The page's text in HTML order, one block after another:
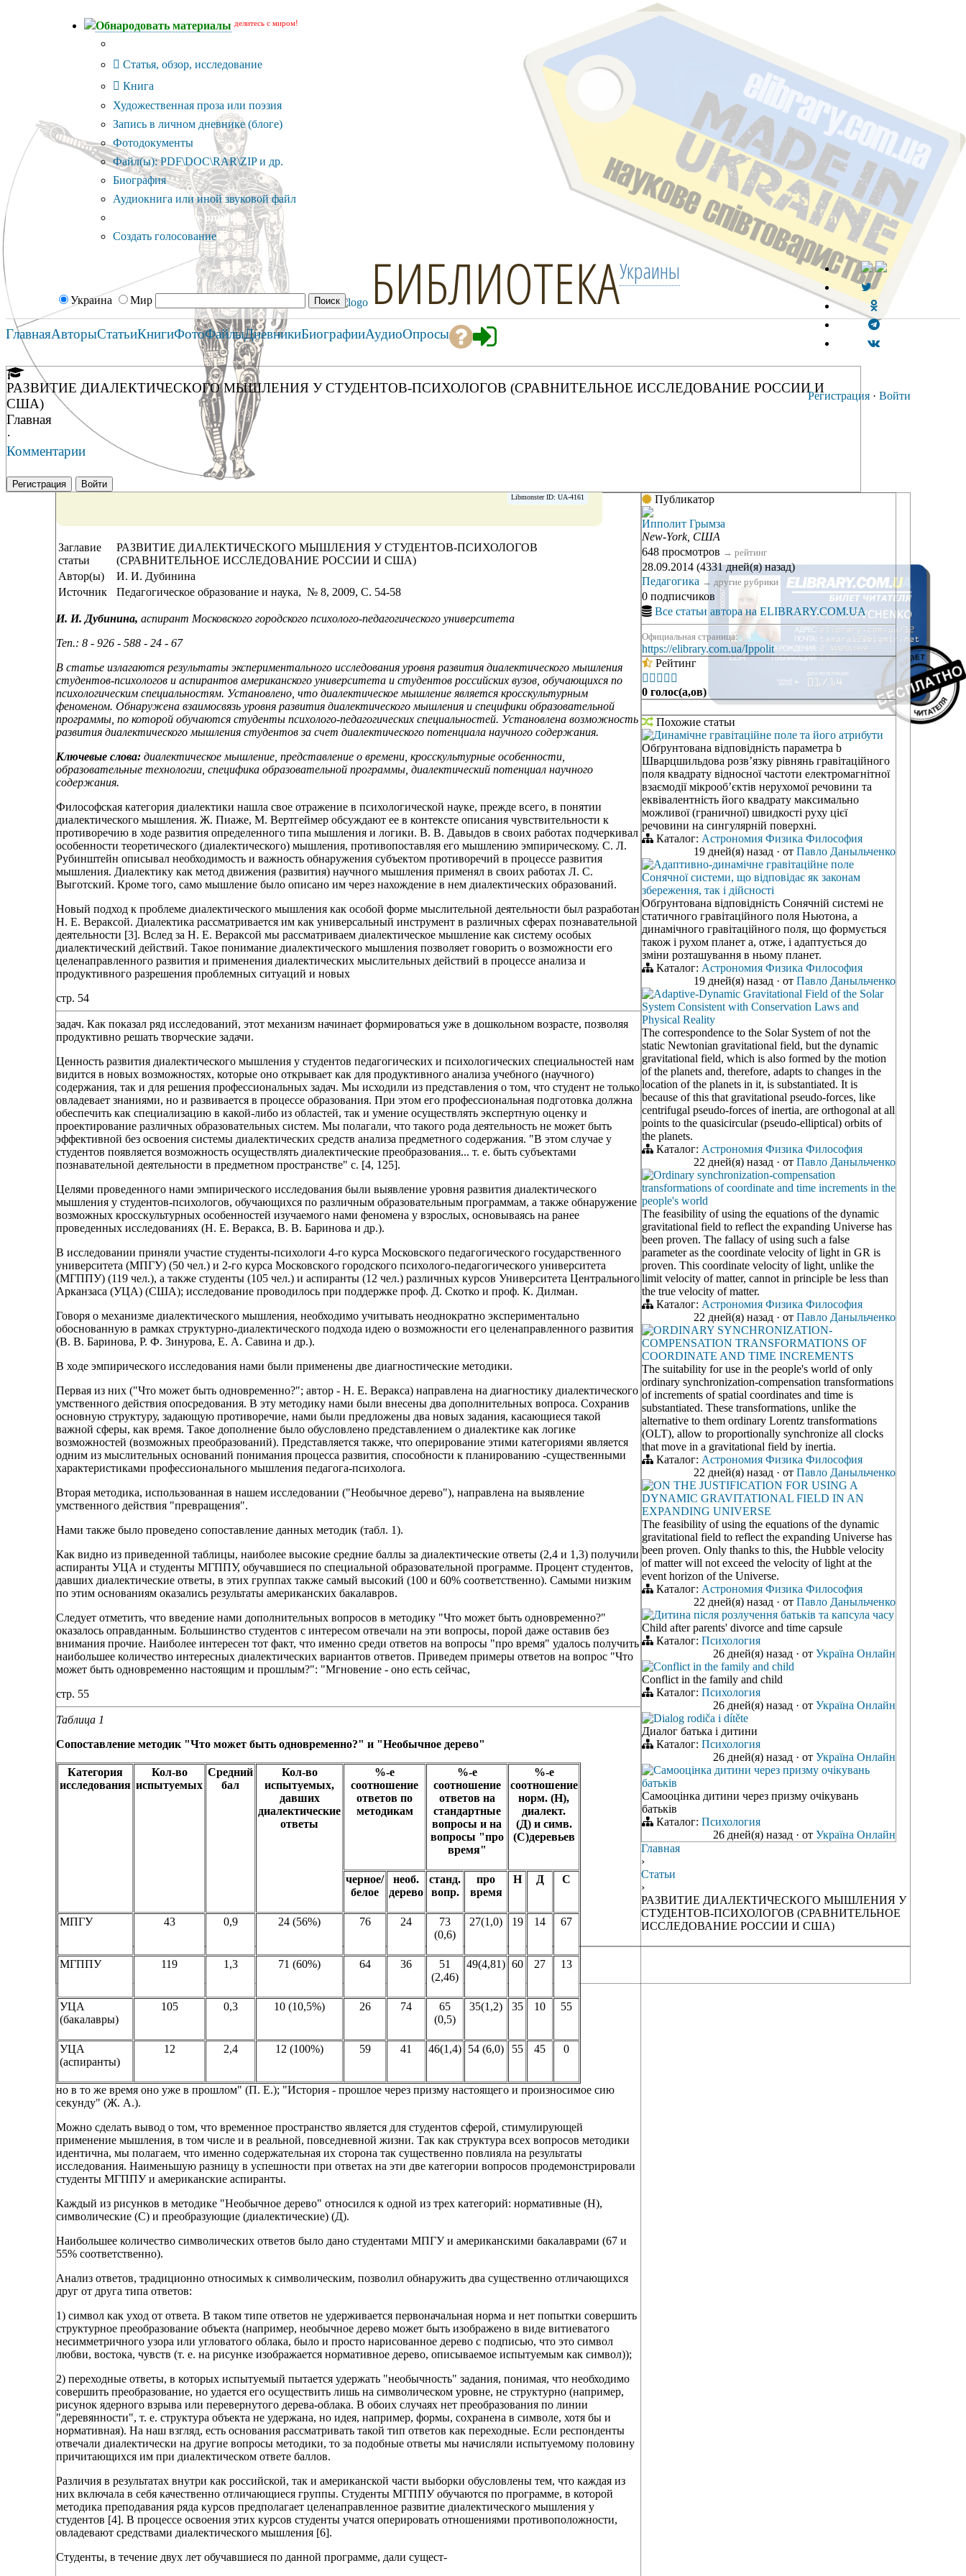
Обнародовать материалы делитесь с миром!
Статья, обзор, исследование
Книга
Художественная проза или поэзия
Запись в личном дневнике (блоге)
Фотодокументы
Файл(ы): PDF\DOC\RAR\ZIP и др.
Биография
Аудиокнига или иной звуковой файл
Дополнительные опции:
Создать голосование
Украина Мир БИБЛИОТЕКАУкраины
Регистрация · Войти
ГлавнаяАвторыСтатьиКнигиФотоФайлыДневникиБиографииАудиоОпросы
РАЗВИТИЕ ДИАЛЕКТИЧЕСКОГО МЫШЛЕНИЯ У СТУДЕНТОВ-ПСИХОЛОГОВ (СРАВНИТЕЛЬНОЕ ИССЛЕДОВАНИЕ РОССИИ И
США)
Главная
·
Комментарии
Регистрация Войти
Libmonster ID: UA-4161
Заглавие
статьи
РАЗВИТИЕ ДИАЛЕКТИЧЕСКОГО МЫШЛЕНИЯ У СТУДЕНТОВ-ПСИХОЛОГОВ
(СРАВНИТЕЛЬНОЕ ИССЛЕДОВАНИЕ РОССИИ И США)
Автор(ы)
И. И. Дубинина
Источник
Педагогическое образование и наука, № 8, 2009, C. 54-58
И. И. Дубинина, аспирант Московского городского психолого-педагогического университета
Теп.: 8 - 926 - 588 - 24 - 67
В статье излагаются результаты экспериментального исследования уровня развития диалектического мышления
студентов-психологов и аспирантов американского университета и студентов российских вузов, обучающихся по
психологическим специальностям. Установлено, что диалектическое мышление является кросскультурным
феноменом. Обнаружена взаимосвязь уровня развития диалектического мышления и специфики образовательной
программы, по которой обучаются студенты психолого-педагогических специальностей. Установлена возможность
развития диалектического мышления студентов за счет диалектического потенциала научного содержания.
Ключевые слова: диалектическое мышление, представление о времени, кросскультурные особенности,
образовательные технологии, специфика образовательной программы, диалектический потенциал научного
содержания.
Философская категория диалектики нашла свое отражение в психологической науке, прежде всего, в понятии
диалектического мышления. Ж. Пиаже, М. Вертгеймер обсуждают ее в контексте описания чувствительности к
противоречию в ходе развития определенного типа мышления и логики. В. В. Давыдов в своих работах подчеркивал
особенности теоретического (диалектического) мышления, противопоставляя его мышлению эмпирическому. С. Л.
Рубинштейн описывал необходимость и важность обнаружения субъектом противоречий в процессе развития
мышления. Диалектику как метод движения (развития) научного мышления применял в своих работах Л. С.
Выготский. Кроме того, само мышление было описано им через нахождение в нем диалектических образований.
Новый подход к проблеме диалектического мышления как особой форме мыслительной деятельности был разработан
Н. Е. Вераксой. Диалектика рассматривается им как универсальный инструмент в различных сферах познавательной
деятельности [3]. Вслед за Н. Е. Вераксой мы рассматриваем диалектическое мышление как систему особых
диалектический действий. Такое понимание диалектического мышления позволяет говорить о возможности его
целенаправленного развития и применения диалектических мыслительных действий в процессе анализа и
продуктивного разрешения проблемных ситуаций и новых
стр. 54
задач. Как показал ряд исследований, этот механизм начинает формироваться уже в дошкольном возрасте, позволяя
продуктивно решать творческие задачи.
Ценность развития диалектического мышления у студентов педагогических и психологических специальностей нам
видится в новых возможностях, которые оно открывает как для продуктивного анализа учебного (научного)
содержания, так и для решения профессиональных задач. Мы исходили из представления о том, что студент не только
овладевает знаниями, но и развивается в процессе образования. При этом его профессиональная подготовка должна
обеспечить как специализацию в какой-либо из областей, так и умение осуществлять экспертную оценку и
проектирование различных образовательных систем. Мы полагали, что такого рода деятельность не может быть
эффективной без освоения системы диалектических средств анализа предметного содержания. "В этом случае у
студентов появляется возможность осуществлять диалектические преобразования... т. е. быть субъектами
познавательной деятельности в предметном пространстве" с. [4, 125].
Целями проведенного нами эмпирического исследования были выявление уровня развития диалектического
мышления у студентов-психологов, обучающихся по различным образовательным программам, а также обнаружение
возможных кросскультурных особенностей изучаемого нами феномена у взрослых, основываясь на ранее
проведенных исследованиях (Н. Е. Веракса, В. В. Баринова и др.).
В исследовании приняли участие студенты-психологи 4-го курса Московского педагогического государственного
университета (МПГУ) (50 чел.) и 2-го курса Московского городского психолого-педагогического университета
(МГППУ) (119 чел.), а также студенты (105 чел.) и аспиранты (12 чел.) различных курсов Университета Центрального
Арканзаса (УЦА) (США); исследование проводилось при поддержке проф. Д. Скотко и проф. К. Дилман.
Говоря о механизме диалектического мышления, необходимо учитывать неоднократно экспериментально
обоснованную в рамках структурно-диалектического подхода идею о возможности его целенаправленного развития
(В. В. Баринова, Р. Ф. Зинурова, Е. А. Савина и др.).
В ходе эмпирического исследования нами были применены две диагностические методики.
Первая из них ("Что может быть одновременно?"; автор - Н. Е. Веракса) направлена на диагностику диалектического
умственного действия опосредования. В эту методику нами были внесены два дополнительных вопроса. Сохранив
основную структуру, задающую противоречие, нами были предложены два новых задания, касающиеся такой
важной сферы, как время. Такое дополнение было обусловлено представлением о диалектике как логике
возможностей (возможных преобразований). Представляется также, что оперирование этими категориями является
одним из мыслительных оснований понимания процесса развития, способности к планированию -существенными
характеристиками профессионального мышления педагога-психолога.
Вторая методика, использованная в нашем исследовании ("Необычное дерево"), направлена на выявление
умственного действия "превращения".
Нами также было проведено сопоставление данных методик (табл. 1).
Как видно из приведенной таблицы, наиболее высокие средние баллы за диалектические ответы (2,4 и 1,3) получили
аспиранты УЦА и студенты МГППУ, обучавшиеся по специальной образовательной программе. Процент студентов,
давших диалектические ответы, в этих группах также самый высокий (100 и 60% соответственно). Самыми низким
по этим основаниям оказались результаты американских бакалавров.
Следует отметить, что введение нами дополнительных вопросов в методику "Что может быть одновременно?"
оказалось оправданным. Большинство студентов с интересом отвечали на эти вопросы, порой даже оставив без
внимания прочие. Наиболее интересен тот факт, что именно среди ответов на вопросы "про время" удалось получить
наибольшее количество интересных диалектических вариантов ответов. Приведем примеры ответов на вопрос "Что
может быть одновременно настоящим и прошлым?": "Мгновение - оно есть сейчас,
стр. 55
Таблица 1
Сопоставление методик "Что может быть одновременно?" и "Необычное дерево"
Категория
исследования
Кол-во
испытуемых
Средний
бал
Кол-во
испытуемых,
давших
диалектические
ответы
%-е
соотношение
ответов по
методикам
%-е
соотношение
ответов на
стандартные
вопросы и на
вопросы "про
время"
%-е
соотношение
норм. (Н),
диалект.
(Д) и симв.
(С)деревьев
черное/
белое
необ.
дерево
станд.
вопр.
про
время
Н Д С
МПГУ 43 0,9 24 (56%) 76 24
73
(0,6)
27(1,0) 19 14 67
МГППУ 119 1,3 71 (60%) 64 36
51
(2,46)
49(4,81) 60 27 13
УЦА
(бакалавры)
105 0,3 10 (10,5%) 26 74
65
(0,5)
35(1,2) 35 10 55
УЦА
(аспиранты)
12 2,4 12 (100%) 59 41 46(1,4) 54 (6,0) 55 45 0
но в то же время оно уже в прошлом" (П. Е.); "История - прошлое через призму настоящего и произносимое сию
секунду" (Ж. А.).
Можно сделать вывод о том, что временное пространство является для студентов сферой, стимулирующей
применение мышления, в том числе и в реальной, повседневной жизни. Так как структура всех вопросов методики
идентична, мы полагаем, что именно содержательная их сторона так существенно повлияла на результаты
исследования. Наименьшую разницу в успешности при ответах на эти две категории вопросов продемонстрировали
студенты МГППУ и американские аспиранты.
Каждый из рисунков в методике "Необычное дерево" относился к одной из трех категорий: нормативные (Н),
символические (С) и преобразующие (диалектические) (Д).
Наибольшее количество символических ответов было дано студентами МПГУ и американскими бакалаврами (67 и
55% соответственно).
Анализ ответов, традиционно относимых к символическим, позволил обнаружить два существенно отличающихся
друг от друга типа ответов:
1) символ как уход от ответа. В таком типе ответов не удерживается первоначальная норма и нет попытки совершить
структурное преобразование объекта (например, необычное дерево может быть изображено в виде витиеватого
несимметричного узора или угловатого облака, было и просто нарисованное дерево с подписью, что это символ
любви, востока, чувств (т. е. на рисунке изображается нормативное дерево, описываемое испытуемым как символ));
2) переходные ответы, в которых испытуемый пытается удержать "необычность" задания, понимая, что необходимо
совершить преобразование, но удается его осуществить лишь на символическом уровне, не структурно (например,
рисунок ядерного взрыва или перевернутого дерева-облака. В обоих случаях нет преобразования по линии
"деревянности", т. е. структура объекта не удержана, но идея, например, формы, сохранена в символе, хотя бы и
нормативная). На наш взгляд, есть основания рассматривать такой тип ответов как переходные. Если респонденты
отвечали диалектически на другие вопросы методики, то за подобные ответы мы начисляли испытуемому половину
причитающихся им при диалектическом ответе баллов.
Различия в результатах внутри как российской, так и американской части выборки обусловлены тем, что каждая из
них включала в себя качественно отличающиеся группы. Студенты МГППУ обучаются по программе, в которой
методика преподавания ряда курсов предполагает целенаправленное развитие диалектического мышления у
студентов [4]. В процессе освоения этих курсов студенты учатся оперировать отношениями противоположности,
овладевают средствами диалектического мышления [6].
Студенты, в течение двух лет обучавшиеся по данной программе, дали сущест-
Публикатор
Ипполит Грымза
New-York, США
648 просмотров → рейтинг
28.09.2014 (4331 дней(я) назад)
Педагогика → другие рубрики
0 подписчиков
Все статьи автора на ELIBRARY.COM.UA
Официальная страница:
https://elibrary.com.ua/Ippolit
Рейтинг
    
0 голос(а,ов)
Похожие статьи
Динамічне гравітаційне поле та його атрибути
Обґрунтована відповідність параметра b
Шварцшильдова розв’язку рівнянь гравітаційного
поля квадрату відносної частоти електромагнітної
взаємодії мікрооб’єктів нерухомої речовини та
еквівалентність його квадрату максимально
можливої (граничної) швидкості руху цієї
речовини на сингулярній поверхні.
Каталог: Астрономия Физика Философия
19 дней(я) назад · от Павло Даныльченко
Адаптивно-динамічне гравітаційне поле
Сонячної системи, що відповідає як законам
збереження, так і дійсності
Обґрунтована відповідність Сонячній системі не
статичного гравітаційного поля Ньютона, а
динамічного гравітаційного поля, що формується
також і рухом планет а, отже, і адаптується до
зміни розташування в ньому планет.
Каталог: Астрономия Физика Философия
19 дней(я) назад · от Павло Даныльченко
Adaptive-Dynamic Gravitational Field of the Solar
System Consistent with Conservation Laws and
Physical Reality
The correspondence to the Solar System of not the
static Newtonian gravitational field, but the dynamic
gravitational field, which is also formed by the motion
of the planets and, therefore, adapts to changes in the
location of the planets in it, is substantiated. It is
because of this that gravitational pseudo-forces, like
centrifugal pseudo-forces of inertia, are orthogonal at all
points to the quasicircular (pseudo-elliptical) orbits of
the planets.
Каталог: Астрономия Физика Философия
22 дней(я) назад · от Павло Даныльченко
Ordinary synchronization-compensation
transformations of coordinate and time increments in the
people's world
The feasibility of using the equations of the dynamic
gravitational field to reflect the expanding Universe has
been proven. The fallacy of using such a false
parameter as the coordinate velocity of light in GR is
proven. This coordinate velocity of light, unlike the
limit velocity of matter, cannot in principle be less than
the true velocity of matter.
Каталог: Астрономия Физика Философия
22 дней(я) назад · от Павло Даныльченко
ORDINARY SYNCHRONIZATION-
COMPENSATION TRANSFORMATIONS OF
COORDINATE AND TIME INCREMENTS
The suitability for use in the people's world of only
ordinary synchronization-compensation transformations
of increments of spatial coordinates and time is
substantiated. These transformations, unlike the
alternative to them ordinary Lorentz transformations
(OLT), allow to proportionally synchronize all clocks
that move in a gravitational field by inertia.
Каталог: Астрономия Физика Философия
22 дней(я) назад · от Павло Даныльченко
ON THE JUSTIFICATION FOR USING A
DYNAMIC GRAVITATIONAL FIELD IN AN
EXPANDING UNIVERSE
The feasibility of using the equations of the dynamic
gravitational field to reflect the expanding Universe has
been proven. Only thanks to this, the Hubble velocity
of matter will not exceed the velocity of light at the
event horizon of the Universe.
Каталог: Астрономия Физика Философия
22 дней(я) назад · от Павло Даныльченко
Дитина після розлучення батьків та капсула часу
Child after parents' divorce and time capsule
Каталог: Психология
26 дней(я) назад · от Україна Онлайн
Conflict in the family and child
Conflict in the family and child
Каталог: Психология
26 дней(я) назад · от Україна Онлайн
Dialog rodiča i dítěte
Диалог батька і дитини
Каталог: Психология
26 дней(я) назад · от Україна Онлайн
Самооцінка дитини через призму очікувань
батьків
Самооцінка дитини через призму очікувань
батьків
Каталог: Психология
26 дней(я) назад · от Україна Онлайн
Главная
›
Статьи
›
РАЗВИТИЕ ДИАЛЕКТИЧЕСКОГО МЫШЛЕНИЯ У
СТУДЕНТОВ-ПСИХОЛОГОВ (СРАВНИТЕЛЬНОЕ
ИССЛЕДОВАНИЕ РОССИИ И США)